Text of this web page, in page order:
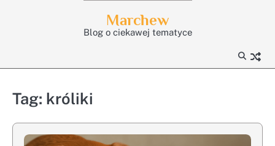
Marchew
Blog o ciekawej tematyce
Tag: króliki